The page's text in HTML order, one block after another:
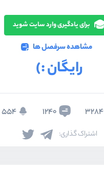
برای یادگیری وارد سایت شوید
مشاهده سرفصل ها
رایگان :)
3284
1240
554
اشتراک گذاری: